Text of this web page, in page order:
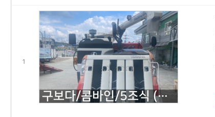
1
구보다/콤바인/5조식 (산물형)/ER575K/2019년식